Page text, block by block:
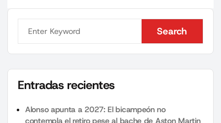
Search
Search
Entradas recientes
Alonso apunta a 2027: El bicampeón no